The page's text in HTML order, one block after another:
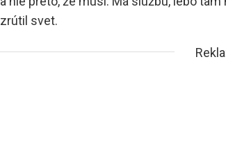
zrútil svet.